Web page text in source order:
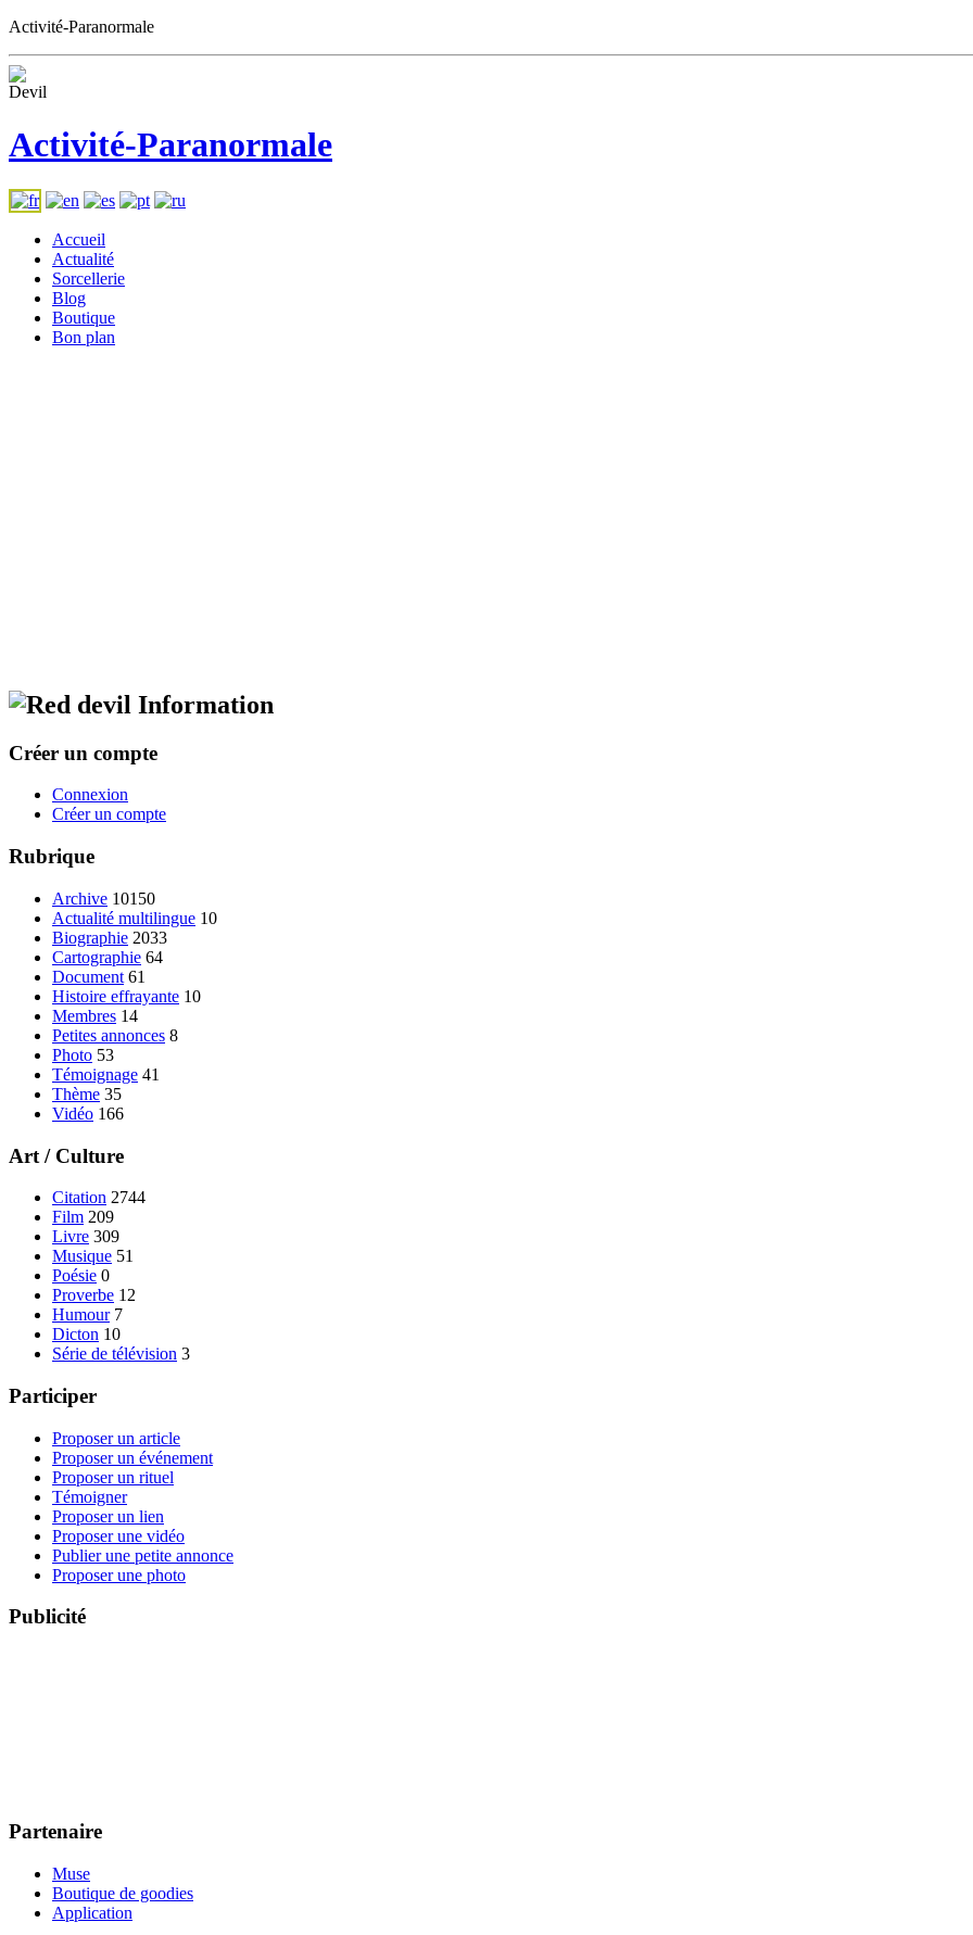
Activité-Paranormale
Activité-Paranormale
Accueil
Actualité
Sorcellerie
Blog
Boutique
Bon plan
Information
Créer un compte
Connexion
Créer un compte
Rubrique
Archive 10150
Actualité multilingue 10
Biographie 2033
Cartographie 64
Document 61
Histoire effrayante 10
Membres 14
Petites annonces 8
Photo 53
Témoignage 41
Thème 35
Vidéo 166
Art / Culture
Citation 2744
Film 209
Livre 309
Musique 51
Poésie 0
Proverbe 12
Humour 7
Dicton 10
Série de télévision 3
Participer
Proposer un article
Proposer un événement
Proposer un rituel
Témoigner
Proposer un lien
Proposer une vidéo
Publier une petite annonce
Proposer une photo
Publicité
Partenaire
Muse
Boutique de goodies
Application